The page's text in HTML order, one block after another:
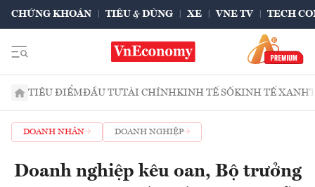
CHỨNG KHOÁN TIÊU & DÙNG XE VNE TV TECH
TIÊU ĐIỂMĐẦU TƯTÀI CHÍNHKINH TẾ SỐKINH TẾ XANH
DOANH NHÂN DOANH NGHIỆP
Doanh nghiệp kêu oan, Bộ trưởng